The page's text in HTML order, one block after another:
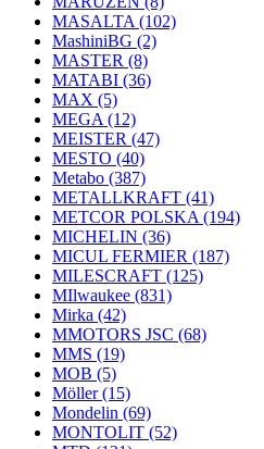
MASALTA (102)
MashiniBG (2)
MASTER (8)
MATABI (36)
MAX (5)
MEGA (12)
MEISTER (47)
MESTO (40)
Metabo (387)
METALLKRAFT (41)
METCOR POLSKA (194)
MICHELIN (36)
MICUL FERMIER (187)
MILESCRAFT (125)
MIlwaukee (831)
Mirka (42)
MMOTORS JSC (68)
MMS (19)
MOB (5)
Möller(15)
Mondelin (69)
MONTOLIT (52)